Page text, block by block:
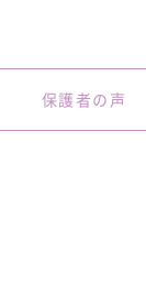
保護者の声